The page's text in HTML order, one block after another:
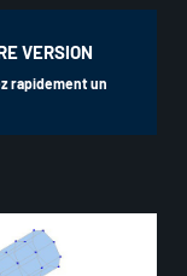
VERSION
rapidement un